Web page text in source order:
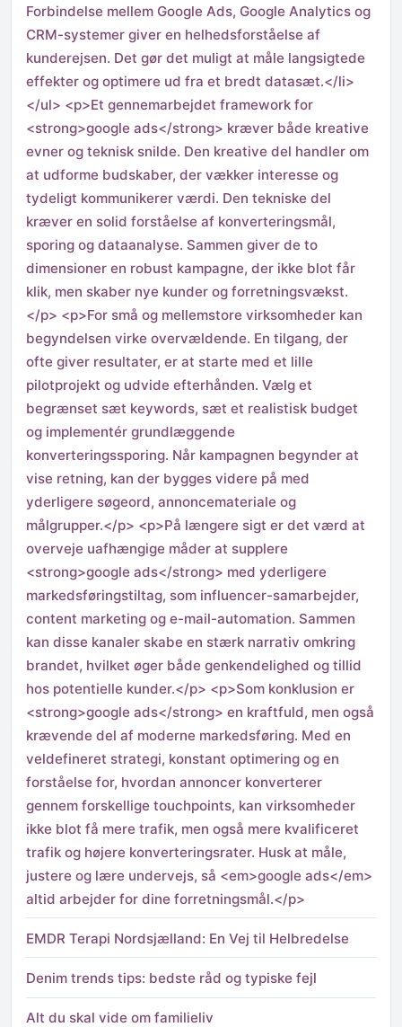
Forbindelse mellem Google Ads, Google Analytics og
CRM-systemer giver en helhedsforståelse af
kunderejsen. Det gør det muligt at måle langsigtede
effekter og optimere ud fra et bredt datasæt.</li>
</ul> <p>Et gennemarbejdet framework for
<strong>google ads</strong> kræver både kreative
evner og teknisk snilde. Den kreative del handler om
at udforme budskaber, der vækker interesse og
tydeligt kommunikerer værdi. Den tekniske del
kræver en solid forståelse af konverteringsmål,
sporing og dataanalyse. Sammen giver de to
dimensioner en robust kampagne, der ikke blot får
klik, men skaber nye kunder og forretningsvækst.
</p> <p>For små og mellemstore virksomheder kan
begyndelsen virke overvældende. En tilgang, der
ofte giver resultater, er at starte med et lille
pilotprojekt og udvide efterhånden. Vælg et
begrænset sæt keywords, sæt et realistisk budget
og implementér grundlæggende
konverteringssporing. Når kampagnen begynder at
vise retning, kan der bygges videre på med
yderligere søgeord, annoncemateriale og
målgrupper.</p> <p>På længere sigt er det værd at
overveje uafhængige måder at supplere
<strong>google ads</strong> med yderligere
markedsføringstiltag, som influencer-samarbejder,
content marketing og e-mail-automation. Sammen
kan disse kanaler skabe en stærk narrativ omkring
brandet, hvilket øger både genkendelighed og tillid
hos potentielle kunder.</p> <p>Som konklusion er
<strong>google ads</strong> en kraftfuld, men også
krævende del af moderne markedsføring. Med en
veldefineret strategi, konstant optimering og en
forståelse for, hvordan annoncer konverterer
gennem forskellige touchpoints, kan virksomheder
ikke blot få mere trafik, men også mere kvalificeret
trafik og højere konverteringsrater. Husk at måle,
justere og lære undervejs, så <em>google ads</em>
altid arbejder for dine forretningsmål.</p>
EMDR Terapi Nordsjælland: En Vej til Helbredelse
Denim trends tips: bedste råd og typiske fejl
Alt du skal vide om familieliv